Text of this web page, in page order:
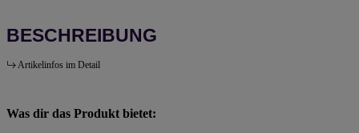
BESCHREIBUNG
Artikelinfos im Detail
Was dir das Produkt bietet: